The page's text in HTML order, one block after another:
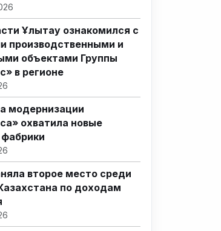
Ұлытау ознакомился с
производственными и
объектами Группы
в регионе
модернизации
охватила новые
второе место среди
по доходам